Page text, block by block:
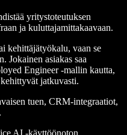
yritystoteutuksen
ja kuluttajamittakaavaan.
kehittäjätyökalu, vaan se
Jokainen asiakas saa
Engineer -mallin kautta,
jatkuvasti.
tuen, CRM-integraatiot,